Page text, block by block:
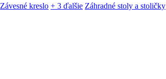
Závesné kreslo + 3 ďalšie Záhradné stoly a stoličky